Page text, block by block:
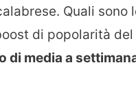
Quali sono
di popolarità del
di media a